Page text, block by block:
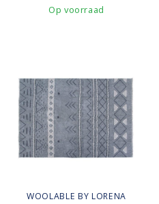
Op voorraad
WOOLABLE BY LORENA